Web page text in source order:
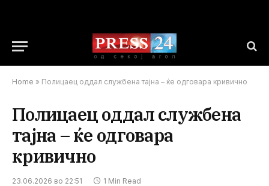
Home » Полицаец оддал службена тајна – ќе одговара кривично
Полицаец оддал службена
тајна – ќе одговара
кривично
23.06.2026 во 22:51 1 Min Read